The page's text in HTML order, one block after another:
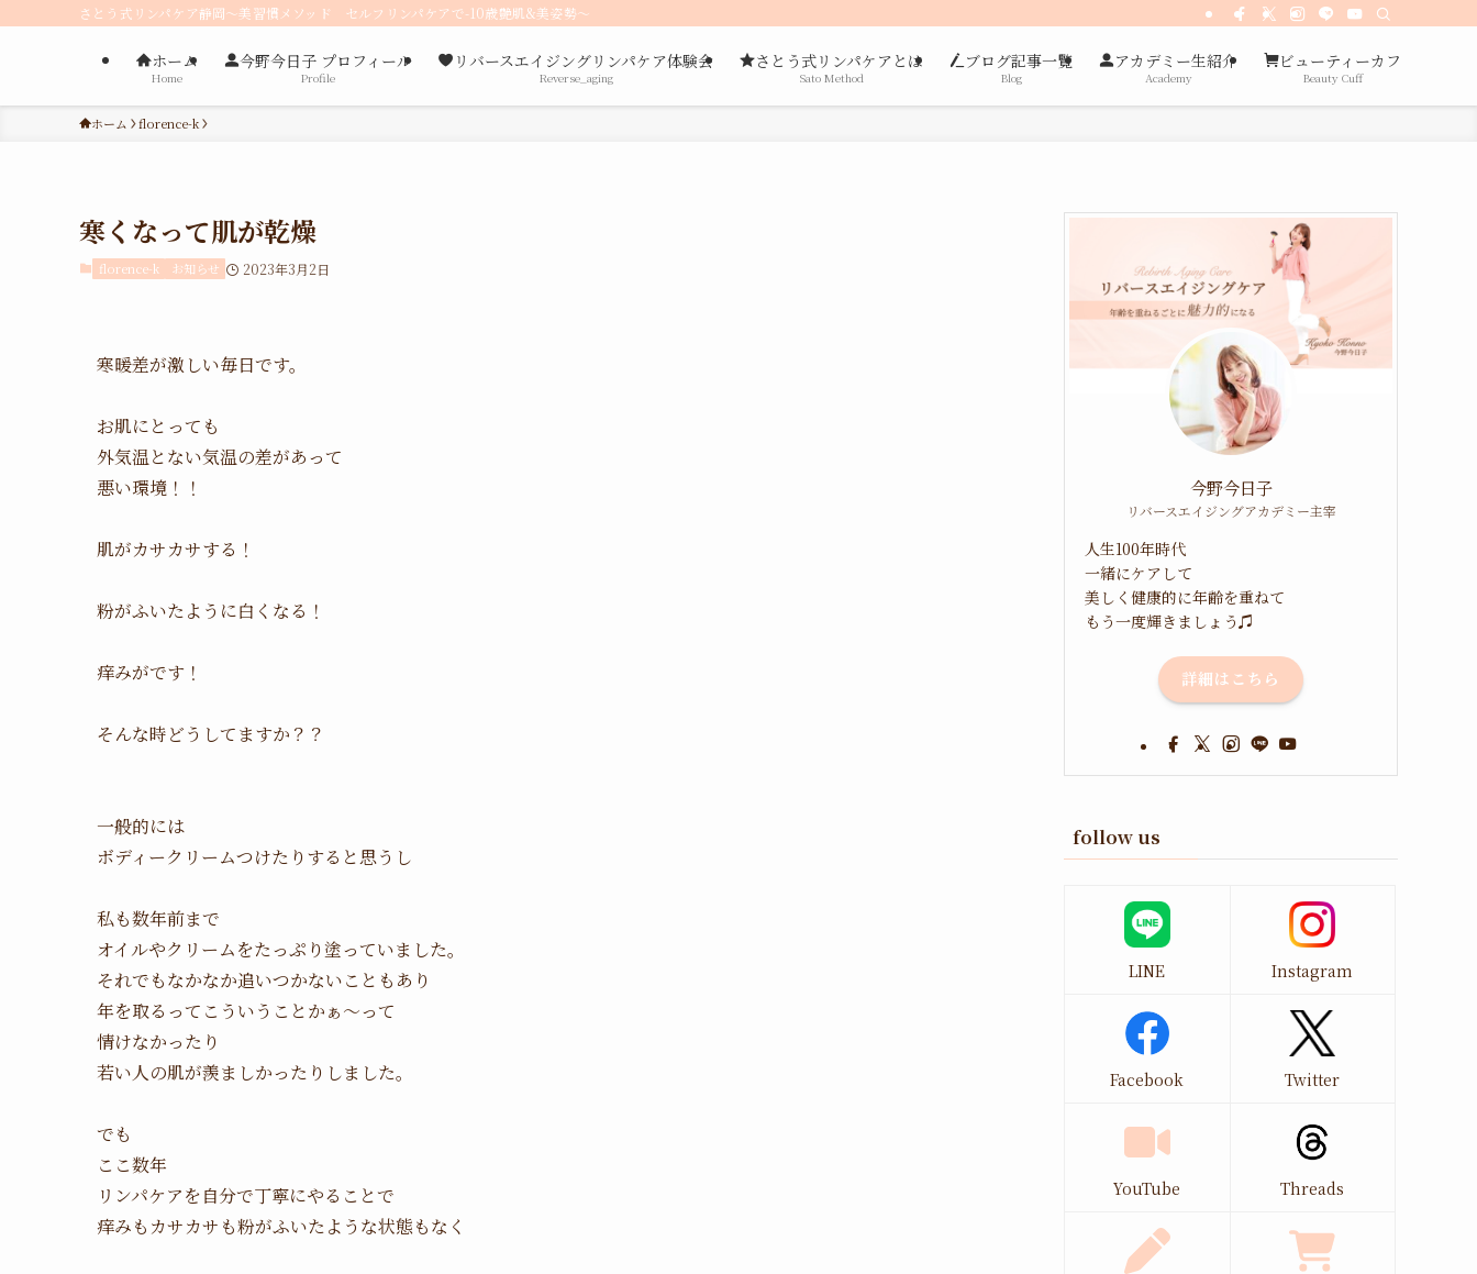
さとう式リンパケア静岡〜美習慣メソッド セルフリンパケアで-10歳艶肌&美姿勢〜
ホーム
Home
今野今日子 プロフィール
Profile
リバースエイジングリンパケア体験会
Reverse_aging
さとう式リンパケアとは
Sato Method
ブログ記事一覧
Blog
アカデミー生紹介
Academy
ビューティーカフ
Beauty Cuff
ホーム florence-k
寒くなって肌が乾燥
florence-k お知らせ 2023年3月2日
寒暖差が激しい毎日です。
お肌にとっても
外気温とない気温の差があって
悪い環境！！
肌がカサカサする！
粉がふいたように白くなる！
痒みがです！
そんな時どうしてますか？？
一般的には
ボディークリームつけたりすると思うし
私も数年前まで
オイルやクリームをたっぷり塗っていました。
それでもなかなか追いつかないこともあり
年を取るってこういうことかぁ〜って
情けなかったり
若い人の肌が羨ましかったりしました。
でも
ここ数年
リンパケアを自分で丁寧にやることで
痒みもカサカサも粉がふいたような状態もなく
今野今日子
リバースエイジングアカデミー主宰
人生100年時代
一緒にケアして
美しく健康的に年齢を重ねて
もう一度輝きましょう♫
詳細はこちら
follow us
LINE Instagram
Facebook Twitter
YouTube Threads